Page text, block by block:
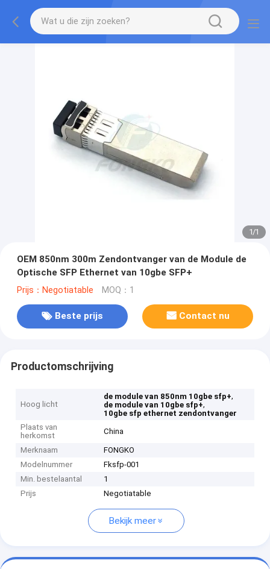
1/1
OEM 850nm 300m Zendontvanger van de Module de
Optische SFP Ethernet van 10gbe SFP+
Prijs：Negotiatable MOQ：1
Beste prijs Contact nu
Productomschrijving
Hoog licht
de module van 850nm 10gbe sfp+,
de module van 10gbe sfp+,
10gbe sfp ethernet zendontvanger
Plaats van
herkomst
China
Merknaam
FONGKO
Modelnummer
Fksfp-001
Min. bestelaantal
1
Prijs
Negotiatable
Bekijk meer